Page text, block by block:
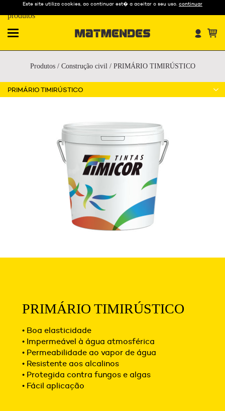
Este site utiliza cookies, ao continuar est� a aceitar o seu uso. continuar
Nossos
produtos
Produtos/ Construção civil/ PRIMÁRIO TIMIRÚSTICO
PRIMÁRIO TIMIRÚSTICO
PRIMÁRIO TIMIRÚSTICO
• Boa elasticidade
• Impermeável à água atmosférica
• Permeabilidade ao vapor de água
• Resistente aos alcalinos
• Protegida contra fungos e algas
• Fácil aplicação